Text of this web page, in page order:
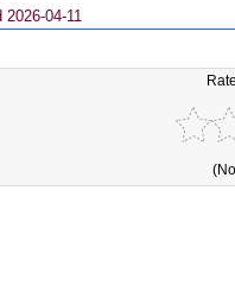
2026-04-11